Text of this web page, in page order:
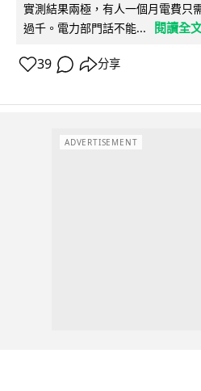
實測結果兩極，有人一個月電費只
過千。電力部門話不能...
閱讀全
39 分享
ADVERTISEMENT